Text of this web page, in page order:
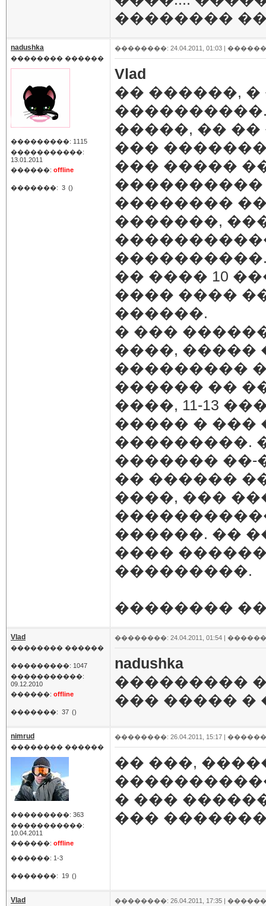
��������
nadushka
�������� ������
���������: 1115
�����������:
13.01.2011
������: offline
�������: 3 ()
��������: 24.04.2011, 01:03 |
Vlad
�� ������,
�����, ��
���
��� �����
����������
��������
�������,
�� ���� 10
���� ����
������.
� ���
����, �����
��������� �
������ ��
����, 11-13
����� � ���
���������.
������� ��-
�� ������
����, ���
������. ��
����
���������.
��������
Vlad
�������� ������
���������: 1047
�����������:
09.12.2010
������: offline
�������: 37 ()
��������: 24.04.2011, 01:54 |
nadushka
���������
��� ����� �
nimrud
�������� ������
���������: 363
�����������:
10.04.2011
������: offline
������: 1-3
�������: 19 ()
��������: 26.04.2011, 15:17 |
�� ���,
� ���
���
Vlad ��������: 26.04.2011, 17:35 |